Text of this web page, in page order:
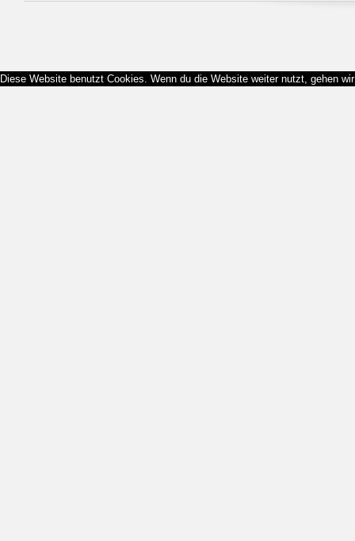
Diese Website benutzt Cookies. Wenn du die Website weiter nutzt, gehen